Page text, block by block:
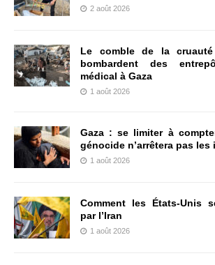
2 août 2026
Le comble de la
bombardent des
médical à Gaza
1 août 2026
Gaza : se limiter à
génocide n’arrêtera pas les
1 août 2026
Comment les États-Unis
par l’Iran
1 août 2026